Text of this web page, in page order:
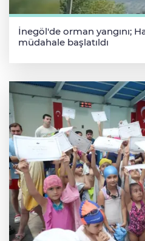
İnegöl'de orman yangını;
müdahale başlatıldı